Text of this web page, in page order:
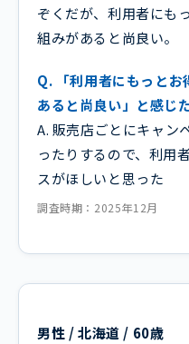
ぞくだが、利用者にも
組みがあると尚良い。
Q. 「利用者にもっと
あると尚良い」と感じ
A. 販売店ごとにキャン
ったりするので、利用
スがほしいと思った
調査時期：2025年12月
男性 / 北海道 / 60歳